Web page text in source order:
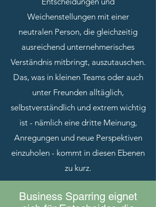
Weichenstellungen mit einer
neutralen Person, die gleichzeitig
ausreichend unternehmerisches
Verständnis mitbringt, auszutauschen.
Das, was in kleinen Teams oder auch
unter Freunden alltäglich,
selbstverständlich und extrem wichtig
ist - nämlich eine dritte Meinung,
Anregungen und neue Perspektiven
einzuholen - kommt in diesen Ebenen
zu kurz.
Business Sparring eignet